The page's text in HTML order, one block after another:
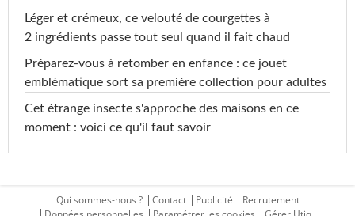
Léger et crémeux, ce velouté de courgettes à
2 ingrédients passe tout seul quand il fait chaud
Préparez-vous à retomber en enfance : ce jouet
emblématique sort sa première collection pour adultes
Cet étrange insecte s'approche des maisons en ce
moment : voici ce qu'il faut savoir
Qui sommes-nous ? Contact Publicité
Recrutement